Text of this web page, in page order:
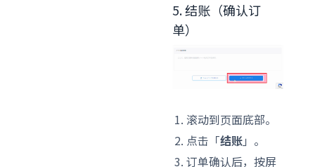
5. 结账（确认订
单）
滚动到页面底部。
点击「结账」。
订单确认后，按屏